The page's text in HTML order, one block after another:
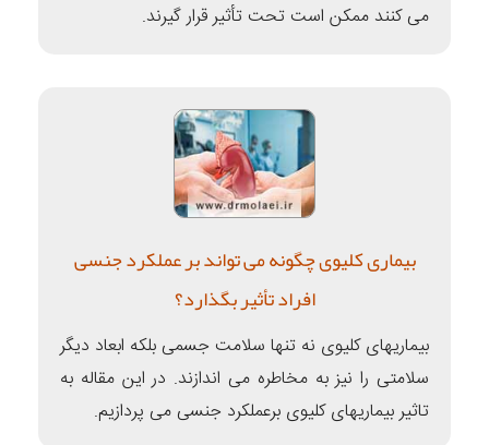
می کنند ممکن است تحت تأثیر قرار گیرند.
بیماری کلیوی چگونه می تواند بر عملکرد جنسی
افراد تأثیر بگذارد؟
بیماریهای کلیوی نه تنها سلامت جسمی بلکه ابعاد دیگر
سلامتی را نیز به مخاطره می اندازند. در این مقاله به
تاثیر بیماریهای کلیوی برعملکرد جنسی می پردازیم.